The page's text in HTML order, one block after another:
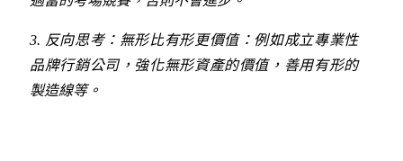
3. 反向思考：無形比有形更價值：例如成立專業性
品牌行銷公司，強化無形資產的價值，善用有形的
製造線等。